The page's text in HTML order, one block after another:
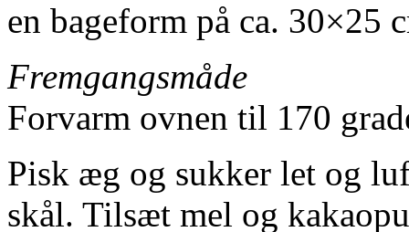
en bageform på ca. 30×25
Fremgangsmåde
Forvarm ovnen til 170
Pisk æg og sukker let og
skål. Tilsæt mel og